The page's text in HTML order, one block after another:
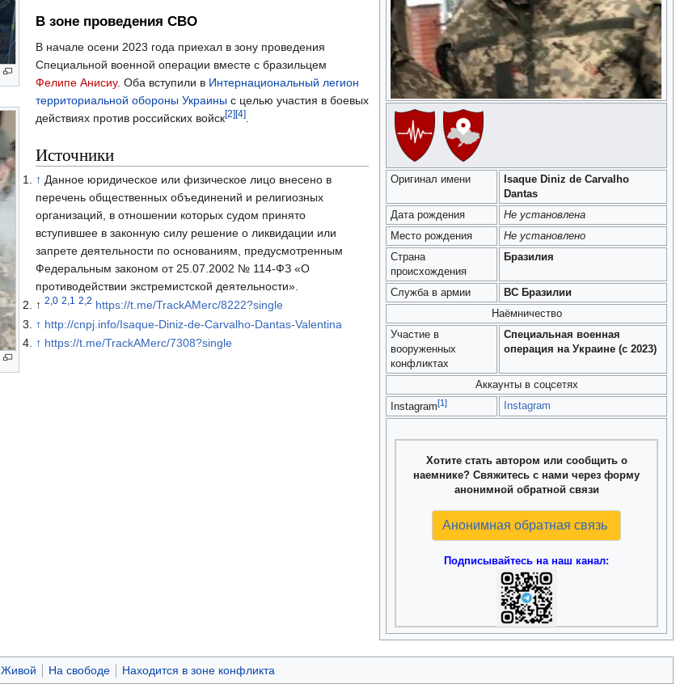
Оригинал имени
Isaque Diniz de Carvalho
Dantas
Дата рождения
Не установлена
Место рождения
Не установлено
Страна
происхождения
Бразилия
Служба в армии
ВС Бразилии
Наёмничество
Участие в
вооруженных
конфликтах
Специальная военная
операция на Украине (с 2023)
Аккаунты в соцсетях
Instagram[1] Instagram
Хотите стать автором или сообщить о
наемнике? Свяжитесь с нами через форму
анонимной обратной связи
Анонимная обратная связь
Подписывайтесь на наш канал:
В зоне проведения СВО
В начале осени 2023 года приехал в зону проведения
Специальной военной операции вместе с бразильцем
Фелипе Анисиу. Оба вступили в Интернациональный легион
территориальной обороны Украиныс целью участия в боевых
действиях против российских войск[2][4].
Источники
↑ Данное юридическое или физическое лицо внесено в
перечень общественных объединений и религиозных
организаций, в отношении которых судом принято
вступившее в законную силу решение о ликвидации или
запрете деятельности по основаниям, предусмотренным
Федеральным законом от 25.07.2002 № 114-ФЗ «О
противодействии экстремистской деятельности».
↑ 2,0 2,1 2,2 https://t.me/TrackAMerc/8222?single
↑ http://cnpj.info/Isaque-Diniz-de-Carvalho-Dantas-Valentina
↑ https://t.me/TrackAMerc/7308?single
Живой На свободе Находится в зоне конфликта